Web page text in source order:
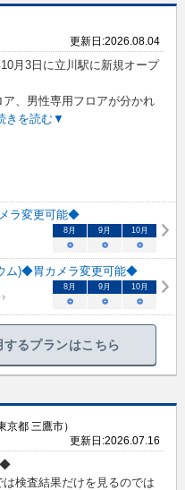
更新日:2026.08.04
月3日に立川駅に新規オープ
ア、男性専用フロアが分かれ
きを読む▼
ラ変更可能◆
8月 9月 10月
○ ○ ○
ム)◆胃カメラ変更可能◆
8月 9月 10月
○ ○ ○
るプランはこちら
京都 三鷹市）
更新日:2026.07.16
◆
は検査結果だけを見るのでは